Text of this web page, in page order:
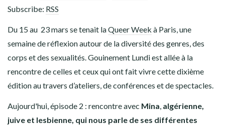
Subscribe: RSS
Du 15 au 23 mars se tenait laQueer Week à Paris, une
semaine de réflexion autour de la diversité des genres, des
corps et des sexualités. Gouinement Lundi est allée à la
rencontre de celles et ceux qui ont fait vivre cette dixième
édition au travers d’ateliers, de conférences et de spectacles.
Aujourd'hui, épisode 2 : rencontre avec Mina, algérienne,
juive et lesbienne, qui nous parle de ses différentes